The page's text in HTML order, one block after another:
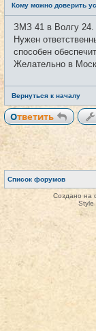
т
и
Кому можно доверить
ЗМЗ 41 в Волгу 24.
Нужен
способен
Желательно в
Вернуться к началу
Ответить
Список форумов
Создано на
Style